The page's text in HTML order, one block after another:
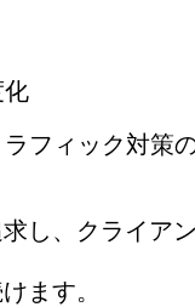
化
フィック対策
し、クライア
ます。